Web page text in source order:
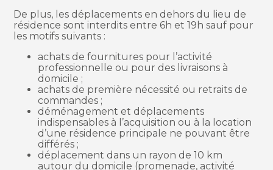
De plus, les déplacements en dehors du lieu de
résidence sont interdits entre 6h et 19h sauf pour
les motifs suivants :
achats de fournitures pour l’activité
professionnelle ou pour des livraisons à
domicile ;
achats de première nécessité ou retraits de
commandes ;
déménagement et déplacements
indispensables à l’acquisition ou à la location
d’une résidence principale ne pouvant être
différés ;
déplacement dans un rayon de 10 km
autour du domicile (promenade, activité